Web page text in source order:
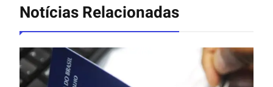
Notícias Relacionadas